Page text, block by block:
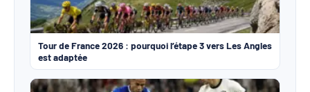
Tour de France 2026 : pourquoi l’étape 3 vers Les Angles
est adaptée